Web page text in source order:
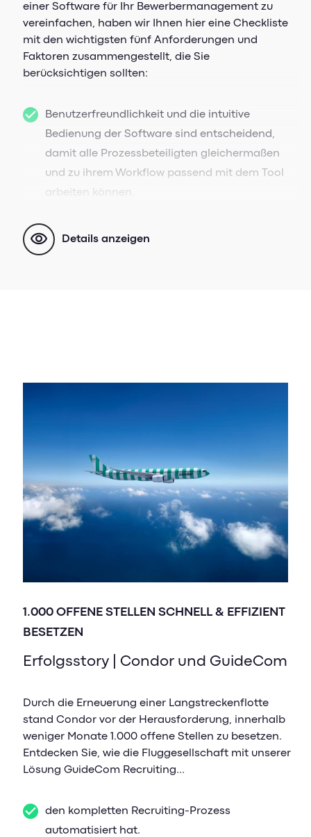
einer Software für Ihr Bewerbermanagement zu
vereinfachen, haben wir Ihnen hier eine Checkliste
mit den wichtigsten fünf Anforderungen und
Faktoren zusammengestellt, die Sie
berücksichtigen sollten:
Benutzerfreundlichkeit und die intuitive
Bedienung der Software sind entscheidend,
damit alle Prozessbeteiligten gleichermaßen
und zu ihrem Workflow passend mit dem Tool
arbeiten können.
Bewerberdaten zählen zu den sensibelsten
Daten, mit denen Unternehmen hantieren.
mitunter die Fehlerquote erhöhen, z. B. bei
der Übertragung von Daten zur Erstellung
des Arbeitsvertrages.
Denken Sie bei der Auswahl für Ihr
Bewerbermanagement auch perspektivisch
sich skalierbar an dieses Wachstum
anzupassen.
Klären Sie den Support und verfügbare
Softwarenutzung – nicht nur für die
Einführungsphase, sondern auch für die
Nutzung darüber hinaus, um immer auf dem
neusten Stand zu bleiben.
Details anzeigen
1.000 OFFENE STELLEN SCHNELL & EFFIZIENT
BESETZEN
Erfolgsstory | Condor und GuideCom
Durch die Erneuerung einer Langstreckenflotte
stand Condor vor der Herausforderung, innerhalb
weniger Monate 1.000 offene Stellen zu besetzen.
Entdecken Sie, wie die Fluggesellschaft mit unserer
Lösung GuideCom Recruiting…
den kompletten Recruiting-Prozess
automatisiert hat.